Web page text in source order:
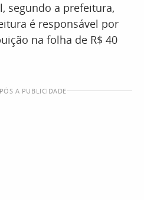
segundo a prefeitura,
é responsável por
na folha de R$ 40
A PUBLICIDADE